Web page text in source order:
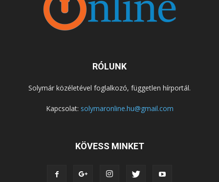
RÓLUNK
Solymár közéletével foglalkozó, független hírportál.
Kapcsolat: solymaronline.hu@gmail.com
KÖVESS MINKET